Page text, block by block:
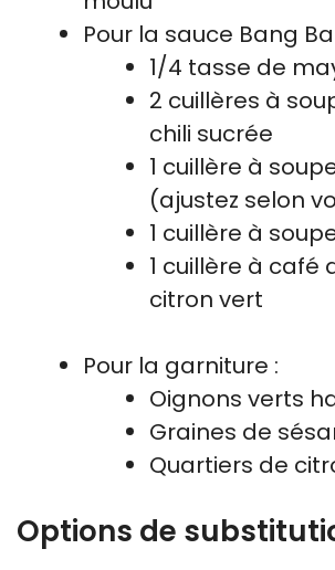
Pour la sauce Bang
1/4 tasse de
2 cuillères à
chili sucrée
1 cuillère à
(ajustez selon
1 cuillère à
1 cuillère à café
citron vert
Pour la garniture :
Oignons verts
Graines de
Quartiers de
Options de